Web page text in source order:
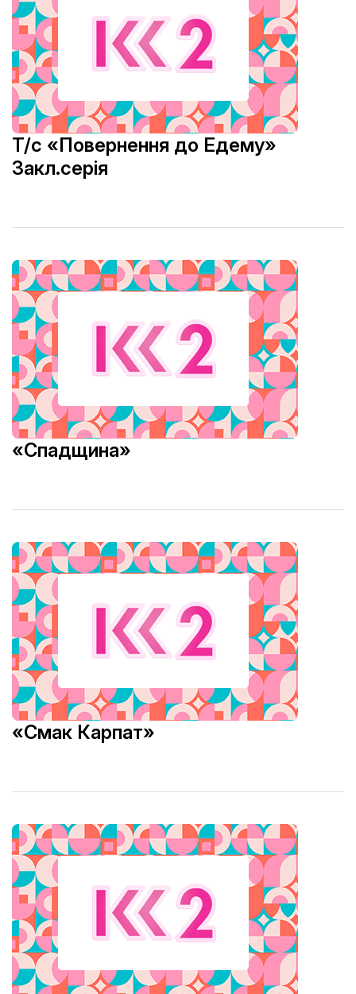
Т/с «Повернення до Едему»
Закл.серія
«Спадщина»
«Смак Карпат»